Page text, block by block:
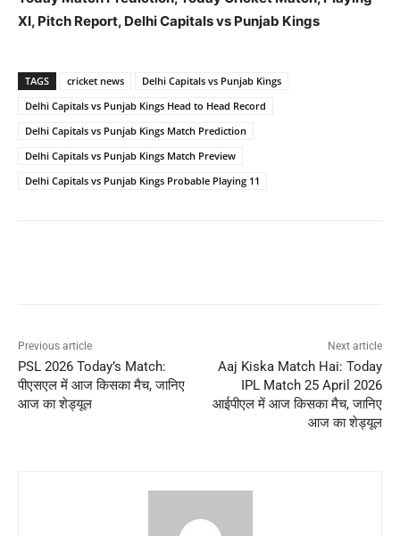
XI, Pitch Report, Delhi Capitals vs Punjab Kings
TAGS cricket news
Delhi Capitals vs Punjab Kings
Delhi Capitals vs Punjab Kings Head to Head Record
Delhi Capitals vs Punjab Kings Match Prediction
Delhi Capitals vs Punjab Kings Match Preview
Delhi Capitals vs Punjab Kings Probable Playing 11
Previous article
PSL 2026 Today’s Match:
पीएसएल में आज किसका मैच, जानिए
आज का शेड्यूल
Next article
Aaj Kiska Match Hai: Today
IPL Match 25 April 2026
आईपीएल में आज किसका मैच, जानिए
आज का शेड्यूल